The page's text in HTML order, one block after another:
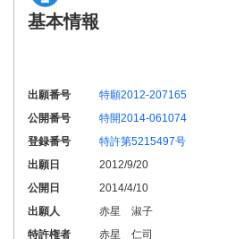
基本情報
出願番号
特願2012-207165
公開番号
特開2014-061074
登録番号
特許第5215497号
出願日
2012/9/20
公開日
2014/4/10
出願人
赤星 淑子
特許権者
赤星 仁司